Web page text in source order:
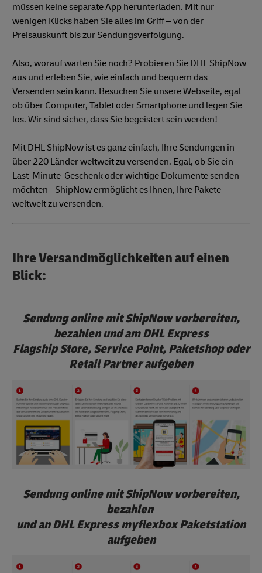
müssen keine separate App herunterladen. Mit nur
wenigen Klicks haben Sie alles im Griff – von der
Preisauskunft bis zur Sendungsverfolgung.
Also, worauf warten Sie noch? Probieren Sie DHL ShipNow
aus und erleben Sie, wie einfach und bequem das
Versenden sein kann. Besuchen Sie unsere Webseite, egal
ob über Computer, Tablet oder Smartphone und legen Sie
los. Wir sind sicher, dass Sie begeistert sein werden!
Mit DHL ShipNow ist es ganz einfach, Ihre Sendungen in
über 220 Länder weltweit zu versenden. Egal, ob Sie ein
Last-Minute-Geschenk oder wichtige Dokumente senden
möchten - ShipNow ermöglicht es Ihnen, Ihre Pakete
weltweit zu versenden.
Ihre Versandmöglichkeiten auf einen
Blick:
Sendung online mit ShipNow vorbereiten,
bezahlen und am DHL Express
Flagship Store, Service Point, Paketshop oder
Retail Partner aufgeben
Sendung online mit ShipNow vorbereiten,
bezahlen
und an DHL Express myflexbox Paketstation
aufgeben